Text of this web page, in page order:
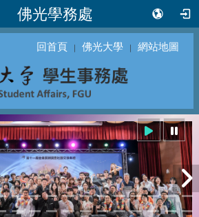
佛光學務處
回首頁 ｜ 佛光大學 ｜ 網站地圖